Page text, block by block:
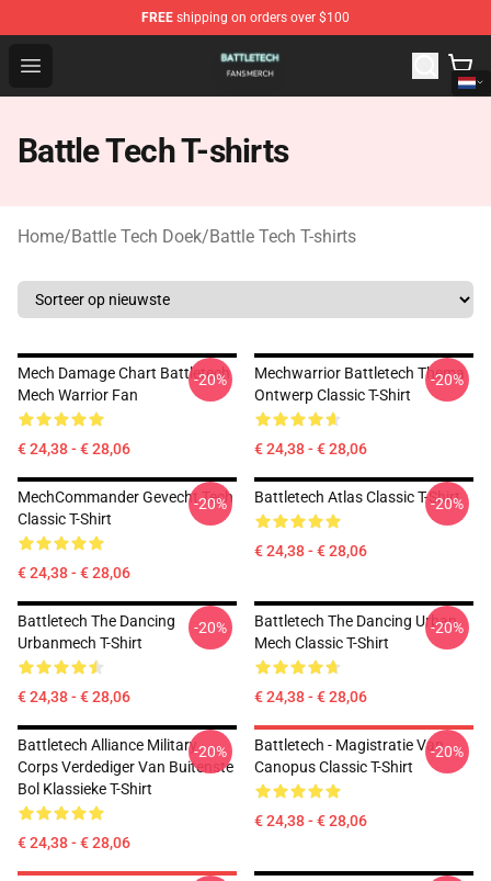
FREE shipping on orders over $100
Open menu
Battle Tech Shop - Official Battle Tech Merchandise Store
Battle Tech T-shirts
Home/Battle Tech Doek/Battle Tech T-shirts
Mech Damage Chart Battletech
Mech Warrior Fan
€ 24,38 - € 28,06
-20%
Mechwarrior Battletech Thema
Ontwerp Classic T-Shirt
€ 24,38 - € 28,06
-20%
MechCommander Gevecht Tech
Classic T-Shirt
€ 24,38 - € 28,06
-20% Battletech Atlas Classic T-Shirt
€ 24,38 - € 28,06
-20%
Battletech The Dancing
Urbanmech T-Shirt
€ 24,38 - € 28,06
-20%
Battletech The Dancing Urban
Mech Classic T-Shirt
€ 24,38 - € 28,06
-20%
Battletech Alliance Military
Corps Verdediger Van Buitenste
Bol Klassieke T-Shirt
€ 24,38 - € 28,06
-20%
Battletech - Magistratie Van
Canopus Classic T-Shirt
€ 24,38 - € 28,06
-20%